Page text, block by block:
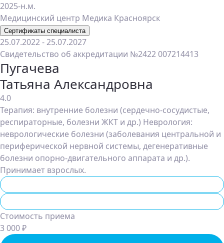
2025-н.м.
Медицинский центр Медика Красноярск
Сертификаты специалиста
25.07.2022 - 25.07.2027
Свидетельство об аккредитации №2422 007214413
Пугачева
Татьяна Александровна
4.0
Терапия: внутренние болезни (сердечно-сосудистые,
респираторные, болезни ЖКТ и др.) Неврология:
неврологические болезни (заболевания центральной и
периферической нервной системы, дегенеративные
болезни опорно-двигательного аппарата и др.).
Принимает взрослых.
Стоимость приема
3 000 ₽